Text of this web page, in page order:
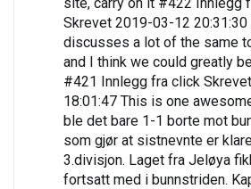
Skrevet 2019-03-12
discusses a lot of the same
and I think we could greatly
#421 Innlegg fra click
18:01:47 This is one
ble det bare 1-1 borte mot
som gjør at sistnevnte er
3.divisjon. Laget fra Jeløya
fortsatt med i bunnstriden.